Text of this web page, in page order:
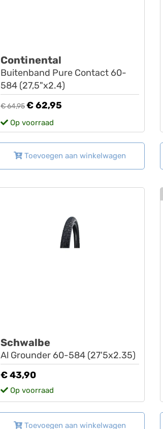
Continental
Buitenband Pure Contact 60-
584 (27,5"x2.4)
€ 64,95€ 62,95
Op voorraad
Toevoegen aan winkelwagen
Schwalbe
Al Grounder 60-584 (27'5x2.35)
€ 43,90
Op voorraad
Toevoegen aan winkelwagen